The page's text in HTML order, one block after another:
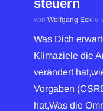
steuern
von Wolfgang Eck
Was Dich
Klimaziele die
verändert
Vorgaben
hat,Was die